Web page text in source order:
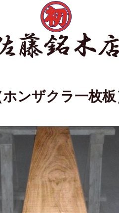
ンザクラ一枚板